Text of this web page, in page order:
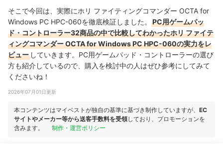
そこで今回は、実際にホリ ファイティングコマンダー OCTA for
Windows PC HPC-060を徹底検証しました。
PC用ゲームパッ
ド・コントローラー32商品の中で比較してわかったホリ ファイテ
ィングコマンダー OCTA for Windows PC HPC-060の実力をレ
ビュー していきます。PC用ゲームパッド・コントローラーの選び
方も紹介しているので、購入を検討中の人はぜひ参考にしてみて
くださいね！
2026年07月01日更新
本コンテンツはマイベストが独自の基準に基づき制作していますが、 EC
サイトやメーカー等から送客手数料を受領しており、プロモーションを
含みます。
制作・運営ポリシー